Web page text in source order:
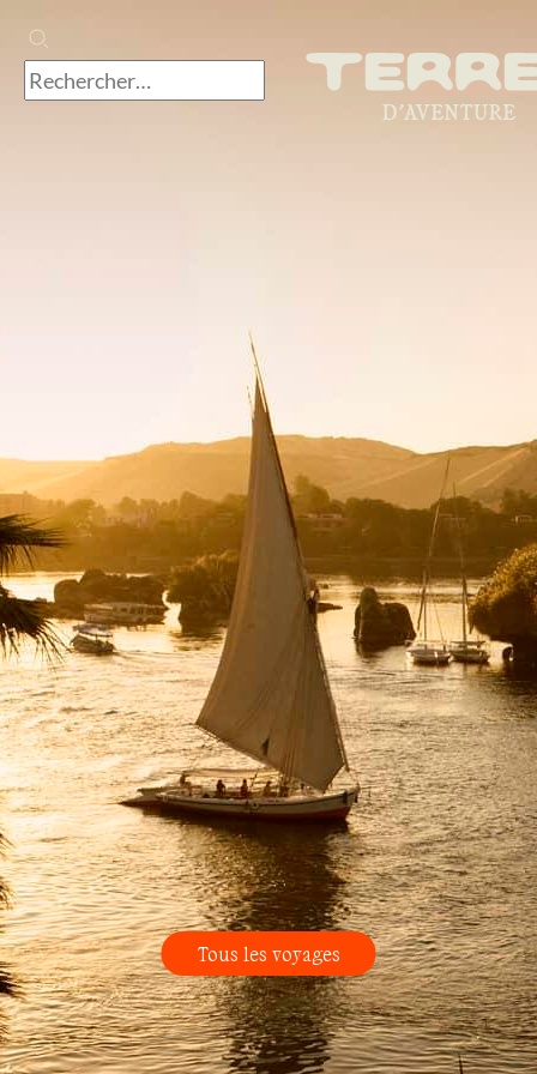
Tous les voyages